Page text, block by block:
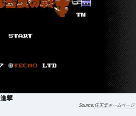
撃
任天堂ホームページ